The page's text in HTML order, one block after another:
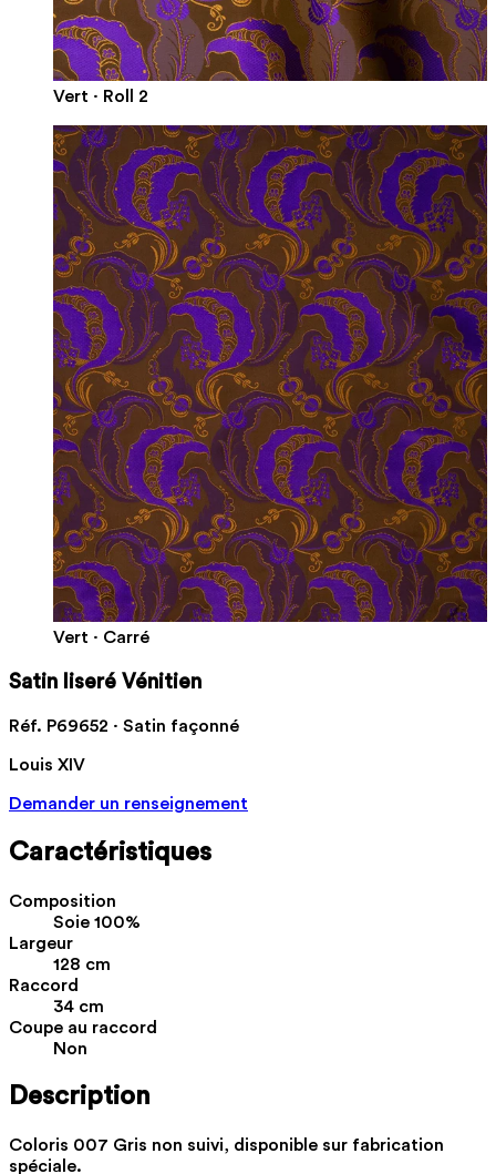
Vert · Roll 2
Vert · Carré
Satin liseré Vénitien
Réf. P69652 · Satin façonné
Louis XIV
Demander un renseignement
Caractéristiques
Composition
Soie 100%
Largeur
128 cm
Raccord
34 cm
Coupe au raccord
Non
Description
Coloris 007 Gris non suivi, disponible sur fabrication
spéciale.